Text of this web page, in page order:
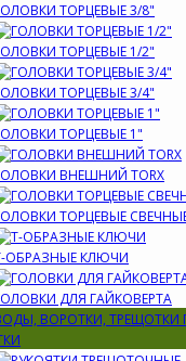
ТОРЦЕВЫЕ 3/8"
ТОРЦЕВЫЕ 1/2"
ТОРЦЕВЫЕ 3/4"
ТОРЦЕВЫЕ 1"
ВНЕШНИЙ TORX
ТОРЦЕВЫЕ
ОБРАЗНЫЕ КЛЮЧИ
ДЛЯ ГАЙКОВЕРТА